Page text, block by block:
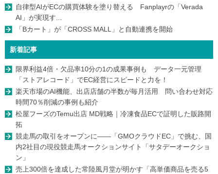
自律型AIがECの購買体験を塗り替える Fanplayrの「Verada
AI」が実現す...
「Bカート」が「CROSS MALL」と自動連携を開始
新着記事
限界利益4倍・欠品率10分の1の成果事例も データ一元管理
「ストアレコード」でEC経営にスピードと力を！
楽天市場のAI機能、出店店舗の半数が毎月活用 問い合わせ対応
時間70％削減の事例も紹介
松屋フーズのTemu出店 MD戦略｜冷凍食品ECで証明した販路開
拓
競走馬の取引をオープンに――「GMOクラウドEC」で挑む、国
内2社目の現役競走馬オークションサイト「サタデーオークショ
ン」
売上300倍を達成した常陸風月堂が明かす「高単価商品を売る5